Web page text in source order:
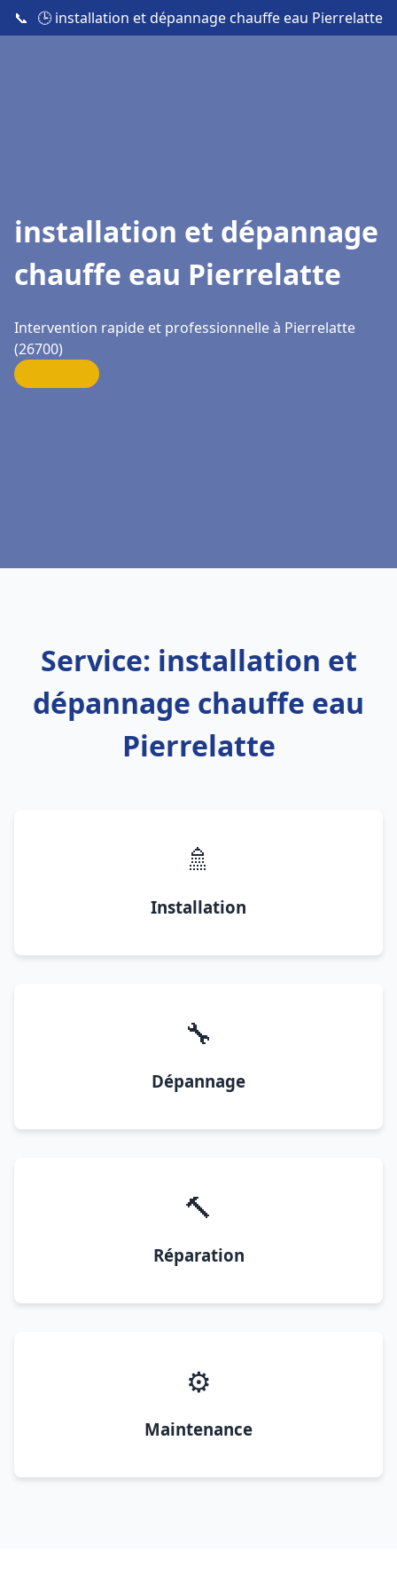
📞 🕒 installation et dépannage chauffe eau Pierrelatte
installation et dépannage
chauffe eau Pierrelatte
Intervention rapide et professionnelle à Pierrelatte
(26700)
Service: installation et
dépannage chauffe eau
Pierrelatte
🚿
Installation
🔧
Dépannage
🔨
Réparation
⚙️
Maintenance